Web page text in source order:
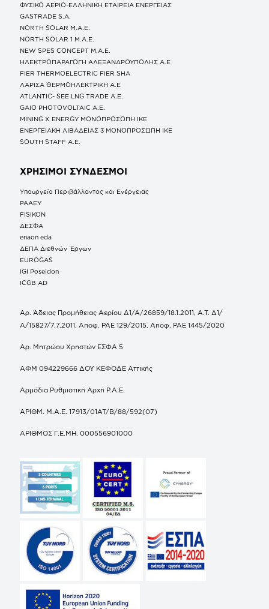
ΦΥΣΙΚΟ ΑΕΡΙΟ-ΕΛΛΗΝΙΚΗ ΕΤΑΙΡΕΙΑ ΕΝΕΡΓΕΙΑΣ
GASTRADE S.A.
NORTH SOLAR M.Α.Ε.
NORTH SOLAR 1 M.Α.Ε.
NEW SPES CONCEPT Μ.Α.Ε.
ΗΛΕΚΤΡΟΠΑΡΑΓΩΓΗ ΑΛΕΞΑΝΔΡΟΥΠΟΛΗΣ A.E
FIER THERMOELECTRIC FIER SHA
ΛΑΡΙΣΑ ΘΕΡΜΟΗΛΕΚΤΡΙΚΗ A.E
ATLANTIC- SEE LNG TRADE A.E.
GAIO PHOTOVOLTAIC Α.Ε.
MINING X ENERGY ΜΟΝΟΠΡΟΣΩΠΗ ΙΚΕ
ΕΝΕΡΓΕΙΑΚΗ ΛΙΒΑΔΕΙΑΣ 3 ΜΟΝΟΠΡΟΣΩΠΗ ΙΚΕ
SOUTH STAFF Α.Ε.
ΧΡΗΣΙΜΟΙ ΣΥΝΔΕΣΜΟΙ
Υπουργείο Περιβάλλοντος και Ενέργειας
ΡΑΑΕΥ
FISIKON
ΔΕΣΦΑ
enaon eda
ΔΕΠΑ Διεθνών Έργων
EUROGAS
IGI Poseidon
ICGB AD
Αρ. Άδειας Προμήθειας Αερίου Δ1/Α/26859/18.1.2011, Α.Τ. Δ1/
Α/15827/7.7.2011, Αποφ. ΡΑΕ 129/2015, Αποφ. ΡΑΕ 1445/2020
Αρ. Μητρώου Χρηστών ΕΣΦΑ 5
ΑΦΜ 094229666 ΔΟΥ ΚΕΦΟΔΕ Αττικής
Αρμόδια Ρυθμιστική Αρχή Ρ.Α.Ε.
ΑΡΙΘΜ. Μ.Α.Ε. 17913/01ΑΤ/Β/88/592(07)
ΑΡΙΘΜΟΣ Γ.Ε.ΜΗ. 000556901000